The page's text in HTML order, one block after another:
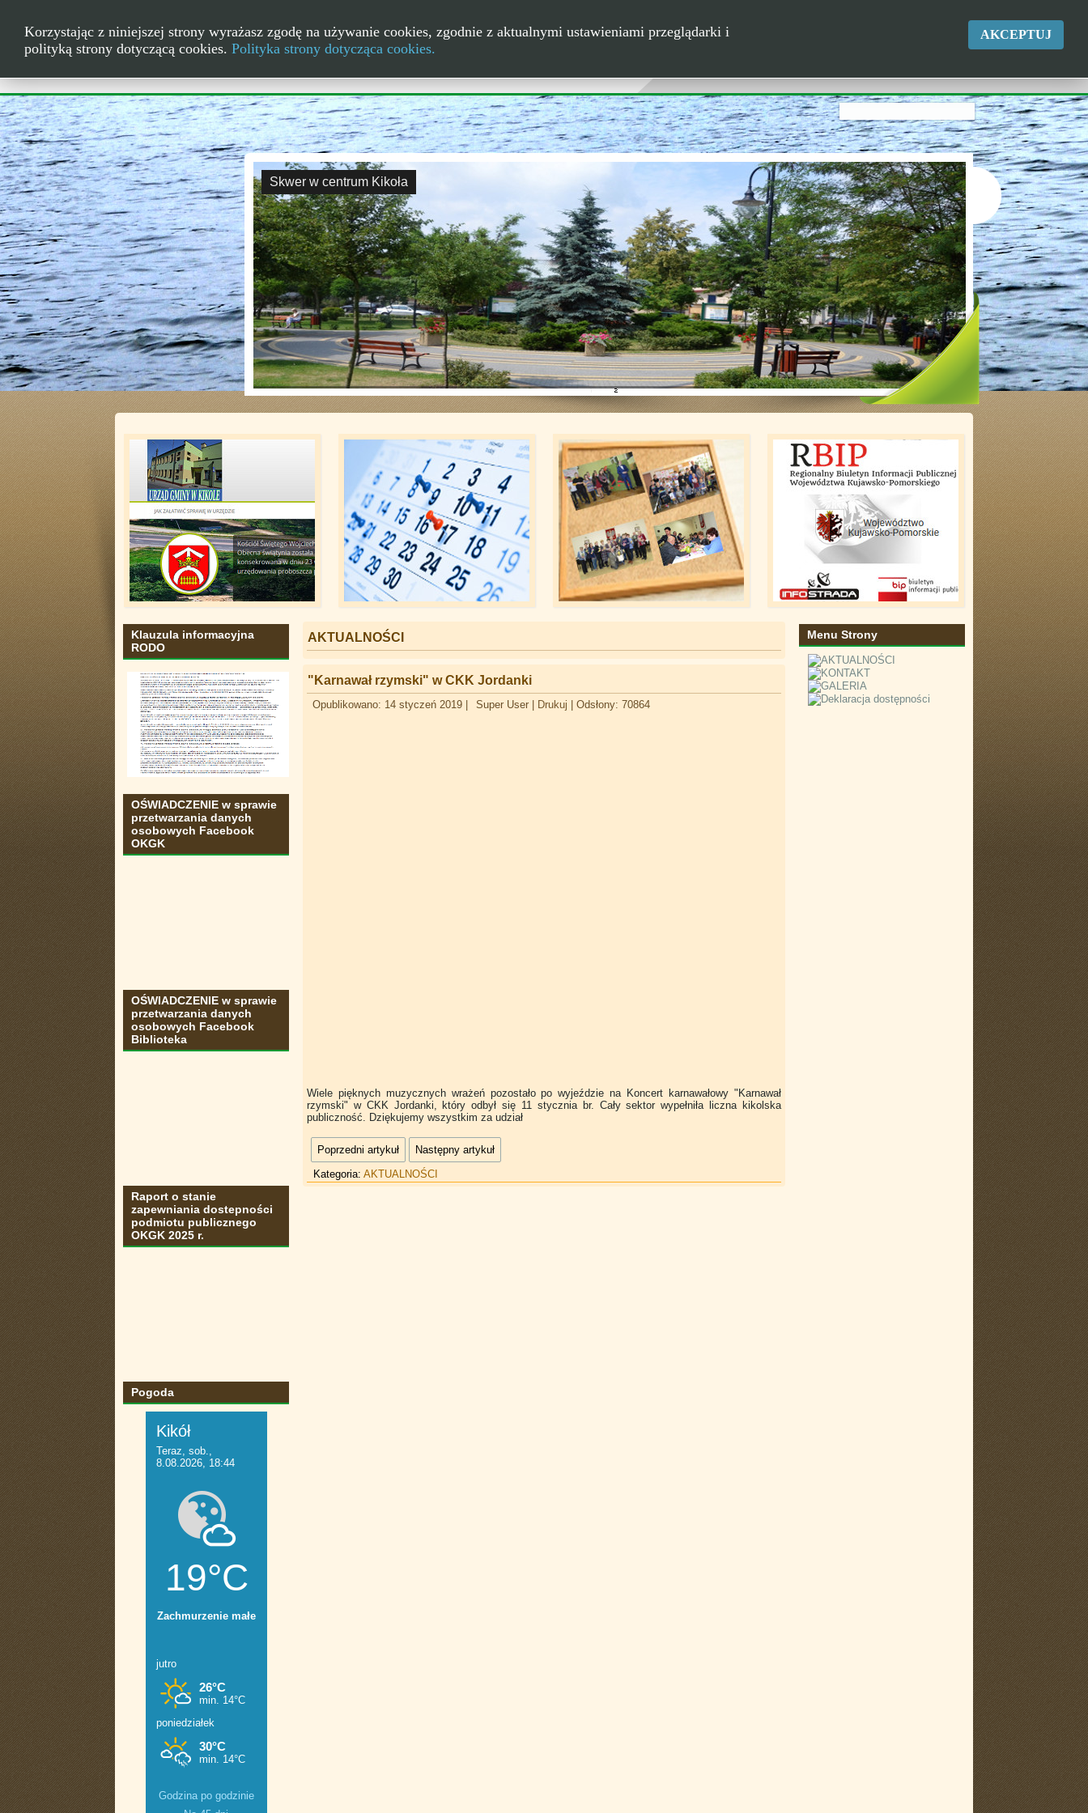
Skwer w centrum Kikoła
Klauzula informacyjna
RODO
OŚWIADCZENIE w sprawie
przetwarzania danych
osobowych Facebook
OKGK
OŚWIADCZENIE w sprawie
przetwarzania danych
osobowych Facebook
Biblioteka
Raport o stanie
zapewniania dostepności
podmiotu publicznego
OKGK 2025 r.
Pogoda
Godzina po godzinie
AKTUALNOŚCI
"Karnawał rzymski" w CKK Jordanki
Opublikowano: 14 styczeń 2019 Super User Drukuj Odsłony: 70864
Wiele pięknych muzycznych wrażeń pozostało po wyjeździe na Koncert karnawałowy "Karnawał
rzymski" w CKK Jordanki, który odbył się 11 stycznia br. Cały sektor wypełniła liczna kikolska
publiczność. Dziękujemy wszystkim za udział
Poprzedni artykuł
Następny artykuł
Kategoria: AKTUALNOŚCI
Menu Strony
Korzystając z niniejszej strony wyrażasz zgodę na używanie cookies, zgodnie z aktualnymi ustawieniami przeglądarki i
polityką strony dotyczącą cookies. Polityka strony dotycząca cookies.
AKCEPTUJ